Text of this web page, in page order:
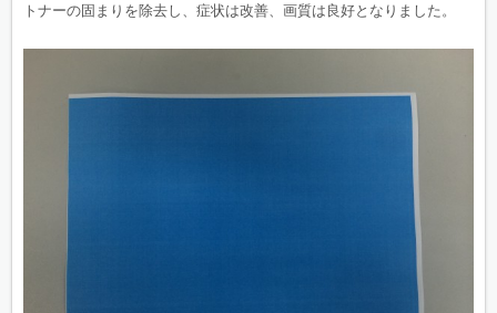
トナーの固まりを除去し、症状は改善、画質は良好となりました。